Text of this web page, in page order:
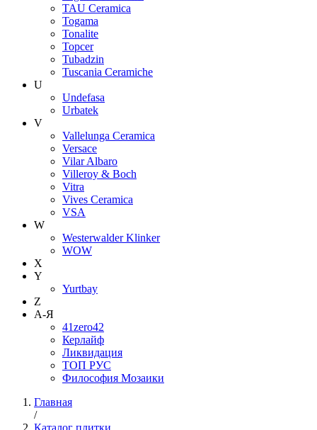
TAU Ceramica
Togama
Tonalite
Topcer
Tubadzin
Tuscania Ceramiche
U
Undefasa
Urbatek
V
Vallelunga Ceramica
Versace
Vilar Albaro
Villeroy & Boch
Vitra
Vives Ceramica
VSA
W
Westerwalder Klinker
WOW
X
Y
Yurtbay
Z
А-Я
41zero42
Керлайф
Ликвидация
ТОП РУС
Философия Мозаики
Главная
/
Каталог плитки